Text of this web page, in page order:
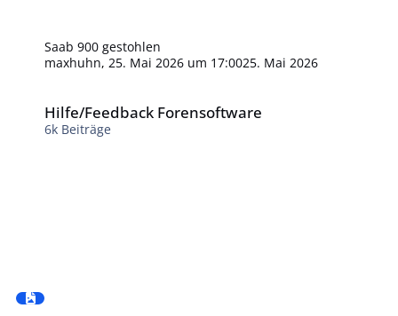
Saab 900 gestohlen
maxhuhn, 25. Mai 2026 um 17:0025. Mai 2026
Hilfe/Feedback Forensoftware
6k Beiträge